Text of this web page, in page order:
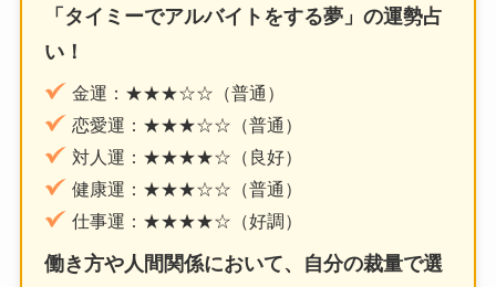
「タイミーでアルバイトをする夢」の運勢占
い！
金運：★★★☆☆（普通）
恋愛運：★★★☆☆（普通）
対人運：★★★★☆（良好）
健康運：★★★☆☆（普通）
仕事運：★★★★☆（好調）
働き方や人間関係において、自分の裁量で選